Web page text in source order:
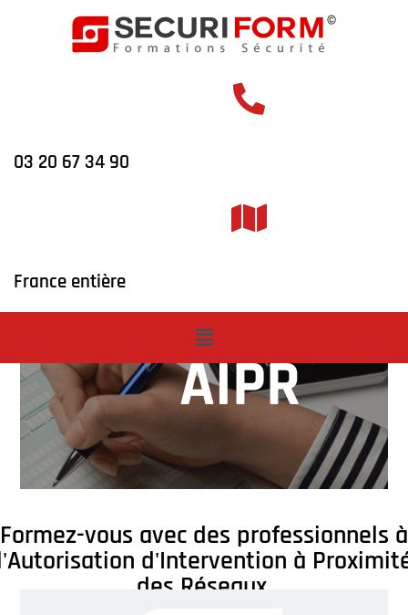
03 20 67 34 90
France entière
Formez-vous avec des professionnels à
d'Intervention à
des Réseaux.
Formation
concepteurs
AIPR